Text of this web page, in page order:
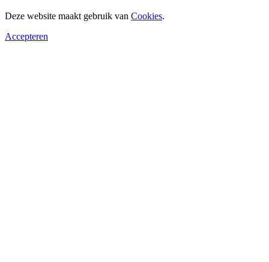
Deze website maakt gebruik van Cookies.
Accepteren